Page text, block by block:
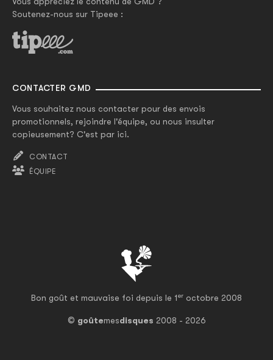
Bon goût et mauvaise foi depuis le 1er octobre 2008
© goûtemesdisques 2008 - 2026
Soutenez-nous sur Tipeee :
CONTACTER GMD
Vous souhaitez nous contacter pour des envois
promotionnels, rejoindre l'équipe, ou nous insulter
copieusement? C'est par ici.
CONTACT
ÉQUIPE